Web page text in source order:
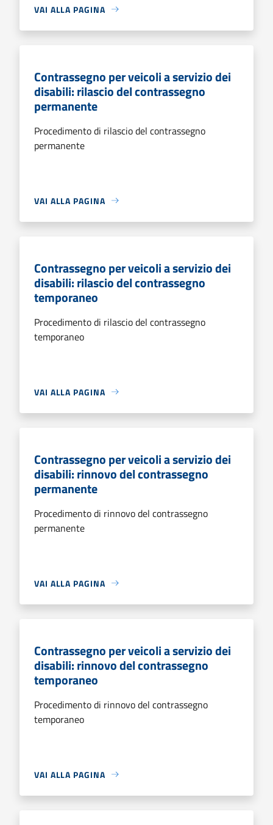
VAI ALLA PAGINA
Contrassegno per veicoli a servizio dei
disabili: rilascio del contrassegno
permanente
Procedimento di rilascio del contrassegno
permanente
VAI ALLA PAGINA
Contrassegno per veicoli a servizio dei
disabili: rilascio del contrassegno
temporaneo
Procedimento di rilascio del contrassegno
temporaneo
VAI ALLA PAGINA
Contrassegno per veicoli a servizio dei
disabili: rinnovo del contrassegno
permanente
Procedimento di rinnovo del contrassegno
permanente
VAI ALLA PAGINA
Contrassegno per veicoli a servizio dei
disabili: rinnovo del contrassegno
temporaneo
Procedimento di rinnovo del contrassegno
temporaneo
VAI ALLA PAGINA